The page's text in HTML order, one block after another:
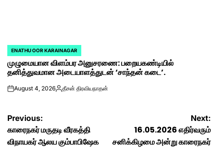
POSTED
IN
ENATHU OOR KARAINAGAR
முழுமையான விளம்பர அனுசரணை: பறையகண்டியில்
தனித்துவமான அடையாளத்துடன் ‘சாந்தன் கடை’.
onAugust 4, 2026Posted
தீசன் திரவியநாதன்
Post
navigation
Previous:
காரைநகர் மருதடி வீரகத்தி
விநாயகர் ஆலய கும்பாபிஷேக
Next:
16.05.2026 எதிர்வரும்
சனிக்கிழமை அன்று காரைநகர்